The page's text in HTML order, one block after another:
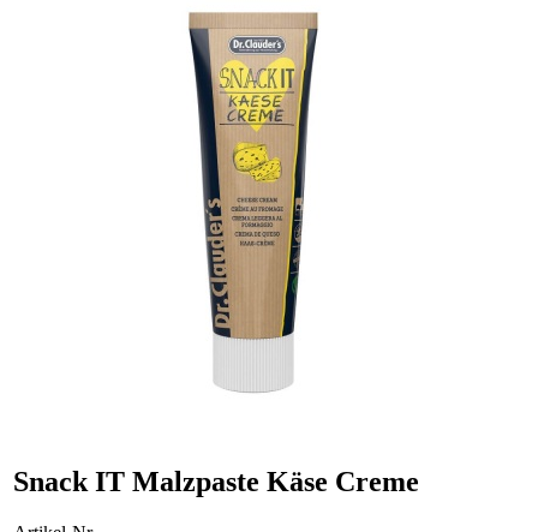
Snack IT Malzpaste Käse Creme